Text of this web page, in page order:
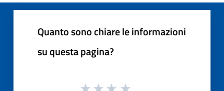
Quanto sono chiare le informazioni
su questa pagina?